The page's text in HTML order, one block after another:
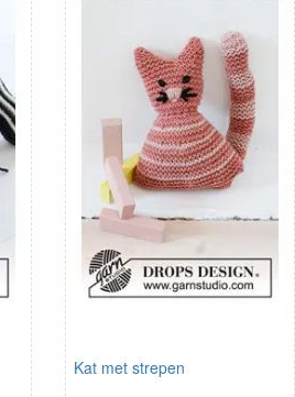
Kat met strepen